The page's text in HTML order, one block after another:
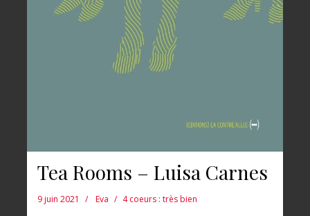
Tea Rooms – Luisa Carnes
9 juin 2021 Eva 4 coeurs : très bien